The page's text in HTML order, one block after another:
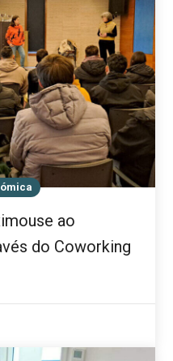
ao
do Coworking